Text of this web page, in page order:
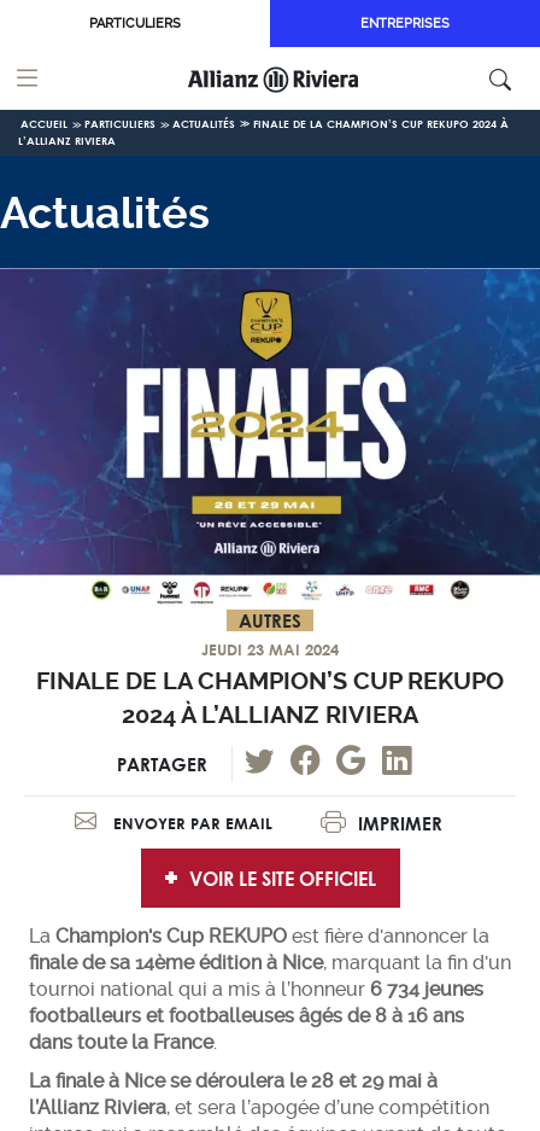
Aller au contenu principal
PARTICULIERS ENTREPRISES
ACCUEIL PARTICULIERS ACTUALITÉS
FINALE DE LA CHAMPION’S CUP REKUPO 2024 À
L’ALLIANZ RIVIERA
Actualités
AUTRES
JEUDI 23 MAI 2024
FINALE DE LA CHAMPION’S CUP REKUPO
2024 À L’ALLIANZ RIVIERA
PARTAGER
ENVOYER PAR EMAIL IMPRIMER
VOIR LE SITE OFFICIEL
La Champion's Cup REKUPO est fière d'annoncer la
finale de sa 14ème édition à Nice, marquant la fin d'un
tournoi national qui a mis à l’honneur 6 734 jeunes
footballeurs et footballeuses âgés de 8 à 16 ans
dans toute la France.
La finale à Nice se déroulera le 28 et 29 mai à
l’Allianz Riviera, et sera l’apogée d’une compétition